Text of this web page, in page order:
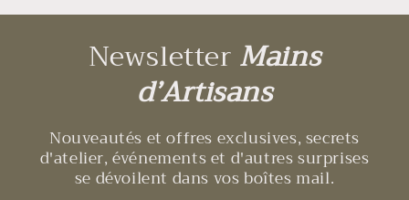
NewsletterMains
d’Artisans
Nouveautés et offres exclusives, secrets
d'atelier, événements et d'autres surprises
se dévoilent dans vos boîtes mail.